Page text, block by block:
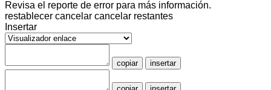
Revisa el reporte de error para más información.
restablecer cancelar cancelar restantes
Insertar
copiar insertar